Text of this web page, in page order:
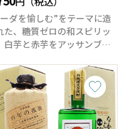
ダを愉しむ”をテーマに造
た、糖質ゼロの和スピリッ
白芋と赤芋をアッサンブラ